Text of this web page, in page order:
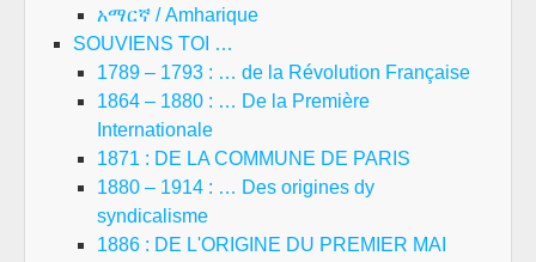
አማርኛ / Amharique
SOUVIENS TOI …
1789 – 1793 : … de la Révolution Française
1864 – 1880 : … De la Première
Internationale
1871 : DE LA COMMUNE DE PARIS
1880 – 1914 : … Des origines dy
syndicalisme
1886 : DE L'ORIGINE DU PREMIER MAI